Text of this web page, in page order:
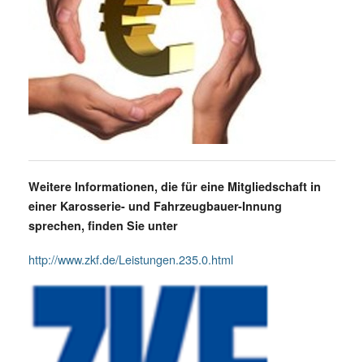
Weitere Informationen, die für eine Mitgliedschaft in
einer Karosserie- und Fahrzeugbauer-Innung
sprechen, finden Sie unter
http://www.zkf.de/Leistungen.235.0.html